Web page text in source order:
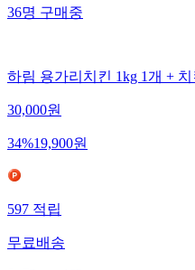
36명 구매중
하림 용가리치킨 1kg 1개 + 치
30,000원
34%19,900원
597 적립
무료배송